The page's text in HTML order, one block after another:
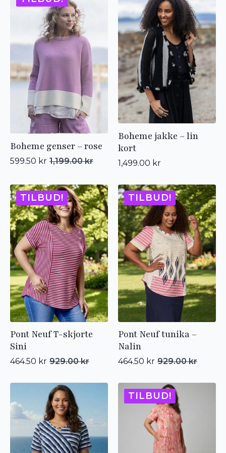
Boheme genser – rose
1,199.00kr
Opprinnelig
var:
1,199.00 kr.
599.50 kr
Nåværende
er:
599.50 kr.
Boheme jakke – lin
kort
1,499.00 kr
TILBUD!
Pont Neuf T-skjorte
Sini
929.00kr
Opprinnelig
var:
929.00 kr.
464.50 kr
Nåværende
er:
TILBUD!
Pont Neuf tunika –
Nalin
929.00kr
Opprinnelig
var:
929.00 kr.
464.50 kr
Nåværende
er:
464.50 kr.
TILBUD!